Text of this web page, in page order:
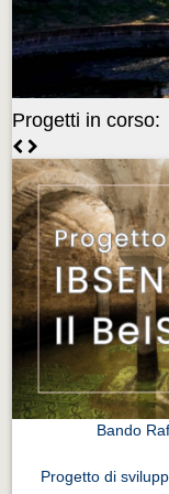
Videonews
Videonews
Eventi
Eventi
CHI SIAMO
CHI SIAMO
CITTÀ
CITTÀ
Guida turistica
Guida
Musica e teatro
Musica e
Distretto industriale
Progetti in corso:
Bando
Progetto di